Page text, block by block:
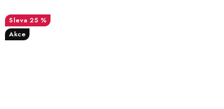
25 %
Akce